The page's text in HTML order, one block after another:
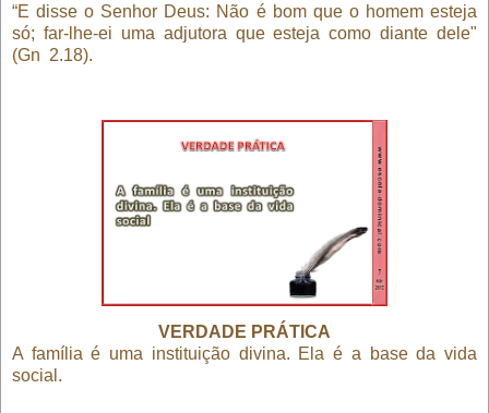
“E disse o Senhor Deus: Não é bom que o homem esteja
só; far-lhe-ei uma adjutora que esteja como diante dele"
(Gn 2.18).
VERDADE PRÁTICA
A família é uma instituição divina. Ela é a base da vida
social.